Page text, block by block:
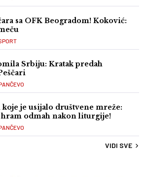
sa OFK Beogradom! Koković:
Srbiju: Kratak predah
je usijalo društvene mreže:
hram odmah nakon liturgije!
VIDI SVE